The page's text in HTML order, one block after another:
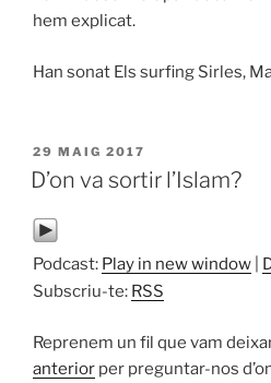
hem explicat.
Han sonat Els surfing Sirles,
PUBLICAT
A
29 MAIG 2017
D’on va sortir l’Islam?
Podcast: Play in new window
Subscriu-te: RSS
Reprenem un fil que vam
anterior per preguntar-nos